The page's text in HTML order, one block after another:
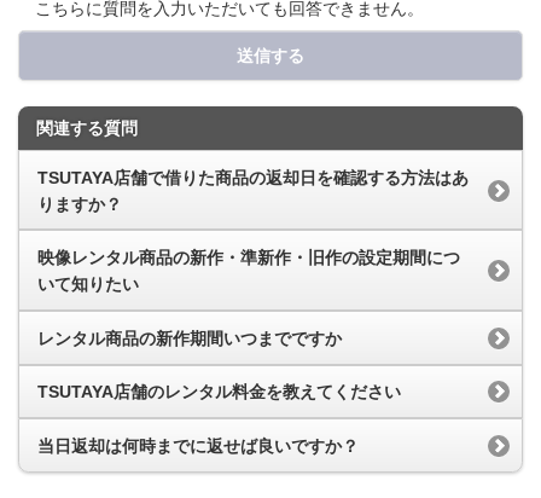
こちらに質問を入力いただいても回答できません。
送信する
関連する質問
TSUTAYA店舗で借りた商品の返却日を確認する方法はあ
りますか？
映像レンタル商品の新作・準新作・旧作の設定期間につ
いて知りたい
レンタル商品の新作期間いつまでですか
TSUTAYA店舗のレンタル料金を教えてください
当日返却は何時までに返せば良いですか？